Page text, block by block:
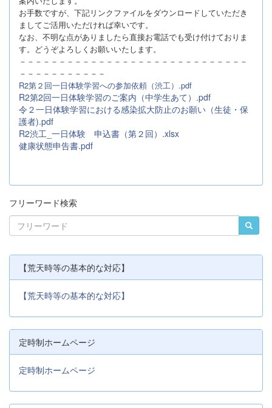
お手数ですが、下記リンクファイルをダウンロードしていただき
ましてご活用いただければ幸いです。
なお、不明な点がありましたら直接お電話でも受け付けておりま
す。どうぞよろしくお願いいたします。
－－－－ －－－－ －－－－ －－－－ －－－－ －－－－ －－－－ －
－－－ －－－－ －－－－
R2第２回一日体験学習への参加依頼（渋工）.pdf
R2第2回一日体験学習のご案内（中学生あて）.pdf
令２一日体験学習における感染拡大防止のお願い（生徒・保
護者).pdf
R2渋工_一日体験 申込書（第２回）.xlsx
健康状態申告書.pdf
フリーワード検索
【荒天時等の基本的な対応】
【荒天時等の基本的な対応】
定時制ホームページ
定時制ホームページ